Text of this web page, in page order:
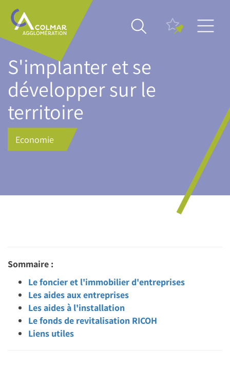
Aller
contenu
principal
Main
navigation
S'implanter et se
développer sur le
territoire
Economie
Sommaire :
Le foncier et l'immobilier d'entreprises
Les aides aux entreprises
Les aides à l'installation
Le fonds de revitalisation RICOH
Liens utiles